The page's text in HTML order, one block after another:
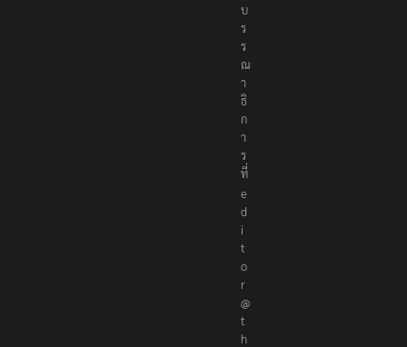
บ
ร
ร
ณ
า
ธิ
ก
า
ร
ที่
e
d
i
t
o
r
@
t
h